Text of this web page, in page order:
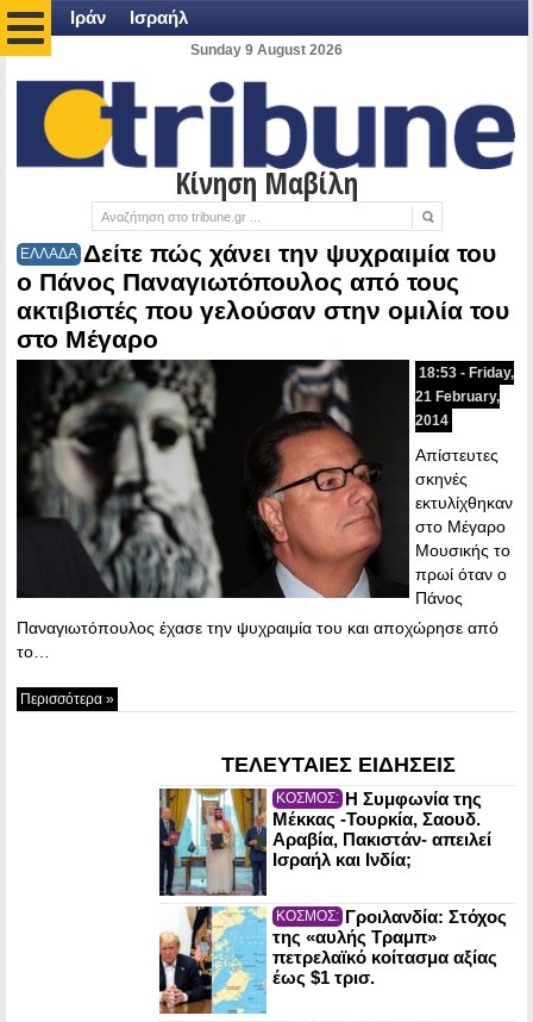
Ιράν Ισραήλ
Sunday 9 August 2026
Κίνηση Μαβίλη
ΕΛΛΑΔΑ Δείτε πώς χάνει την ψυχραιμία του
ο Πάνος Παναγιωτόπουλος από τους
ακτιβιστές που γελούσαν στην ομιλία του
στο Μέγαρο
18:53 - Friday,
21 February,
2014
Απίστευτες
σκηνές
εκτυλίχθηκαν
στο Μέγαρο
Μουσικής το
πρωί όταν ο
Πάνος
Παναγιωτόπουλος έχασε την ψυχραιμία του και αποχώρησε από
το…
Περισσότερα »
ΤΕΛΕΥΤΑΙΕΣ ΕΙΔΗΣΕΙΣ
ΚΟΣΜΟΣ: Η Συμφωνία της
Μέκκας -Τουρκία, Σαουδ.
Αραβία, Πακιστάν- απειλεί
Ισραήλ και Ινδία;
ΚΟΣΜΟΣ: Γροιλανδία: Στόχος
της «αυλής Τραμπ»
πετρελαϊκό κοίτασμα αξίας
έως $1 τρισ.